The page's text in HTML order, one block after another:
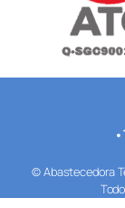
•
© Abastecedora